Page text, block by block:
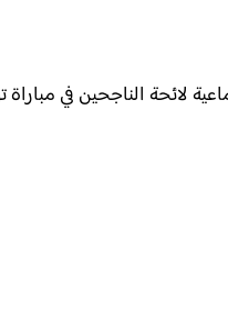
في مباراة توظيف 100 متصرف من الدرجة